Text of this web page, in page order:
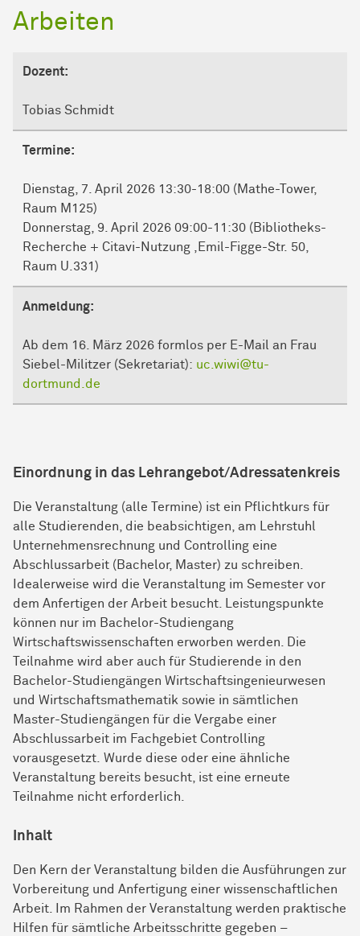
Arbeiten
Dozent:
Tobias Schmidt
Termine:
Dienstag, 7. April 2026 13:30-18:00 (Mathe-Tower,
Raum M125)
Donnerstag, 9. April 2026 09:00-11:30 (Bibliotheks-
Recherche + Citavi-Nutzung ,Emil-Figge-Str. 50,
Raum U.331)
Anmeldung:
Ab dem 16. März 2026 formlos per E-Mail an Frau
Siebel-Militzer (Sekretariat): uc.wiwi@tu-
dortmund.de
Einordnung in das Lehrangebot/Adressatenkreis
Die Veranstaltung (alle Termine) ist ein Pflichtkurs für
alle Studierenden, die beabsichtigen, am Lehrstuhl
Unternehmensrechnung und Controlling eine
Abschlussarbeit (Bachelor, Master) zu schreiben.
Idealerweise wird die Veranstaltung im Semester vor
dem Anfertigen der Arbeit besucht. Leistungspunkte
können nur im Bachelor-Studiengang
Wirtschaftswissenschaften erworben werden. Die
Teilnahme wird aber auch für Studierende in den
Bachelor-Studiengängen Wirtschaftsingenieurwesen
und Wirtschaftsmathematik sowie in sämtlichen
Master-Studiengängen für die Vergabe einer
Abschlussarbeit im Fachgebiet Controlling
vorausgesetzt. Wurde diese oder eine ähnliche
Veranstaltung bereits besucht, ist eine erneute
Teilnahme nicht erforderlich.
Inhalt
Den Kern der Veranstaltung bilden die Ausführungen zur
Vorbereitung und Anfertigung einer wissenschaftlichen
Arbeit. Im Rahmen der Veranstaltung werden praktische
Hilfen für sämtliche Arbeitsschritte gegeben –